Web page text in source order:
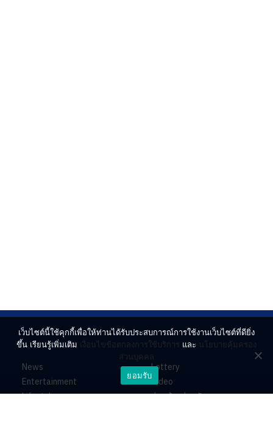
News
Entertainment
Lifestyle
Lottery
Video
ร่วมด้วยช่วยกัน
เว็บไซต์นี้ใช้คุกกี้เพื่อให้ท่านได้รับประสบการณ์การใช้งานเว็บไซต์ที่ดียิ่ง
ขึ้น เรียนรู้เพิ่มเติม เงื่อนไขข้อตกลงการใช้บริการ และ นโยบายคุ้มครอง
ส่วนบุคคล
ยอมรับ